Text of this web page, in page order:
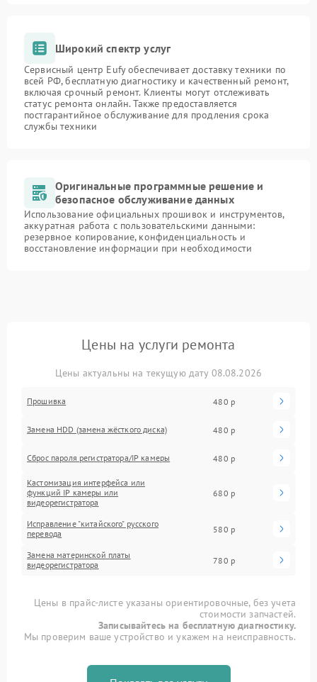
Широкий спектр услуг
Сервисный центр Eufy обеспечивает доставку техники по
всей РФ, бесплатную диагностику и качественный ремонт,
включая срочный ремонт. Клиенты могут отслеживать
статус ремонта онлайн. Также предоставляется
постгарантийное обслуживание для продления срока
службы техники
Оригинальные программные решение и
безопасное обслуживание данных
Использование официальных прошивок и инструментов,
аккуратная работа с пользовательскими данными:
резервное копирование, конфиденциальность и
восстановление информации при необходимости
Цены на услуги ремонта
Цены актуальны на текущую дату 08.08.2026
Прошивка 480 р
Замена HDD (замена жёсткого диска) 480 р
Сброс пароля регистратора/IP камеры 480 р
Кастомизация интерфейса или
функций IP камеры или
видеорегистратора
680 р
Исправление "китайского" русского
перевода
580 р
Замена материнской платы
видеорегистратора
780 р
Цены в прайс-листе указаны ориентировочные, без учета
стоимости запчастей.
Записывайтесь на бесплатную диагностику.
Мы проверим ваше устройство и укажем на неисправность.